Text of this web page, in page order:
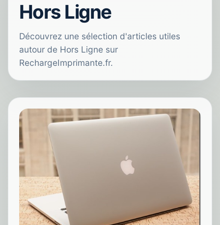
Hors Ligne
Découvrez une sélection d'articles utiles
autour de Hors Ligne sur
RechargeImprimante.fr.